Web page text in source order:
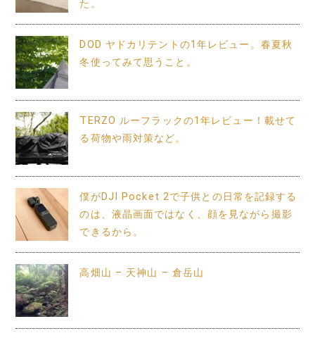
た。
DOD ヤドカリテントの1年レビュー。春夏秋
冬使ってみて思うこと。
TERZO ルーフラックの1年レビュー！載せて
る荷物や雨対策など。
僕がDJI Pocket 2で子供との日常を記録する
のは、液晶画面ではなく、顔を見ながら撮影
できるから。
高畑山 – 天神山 – 倉岳山